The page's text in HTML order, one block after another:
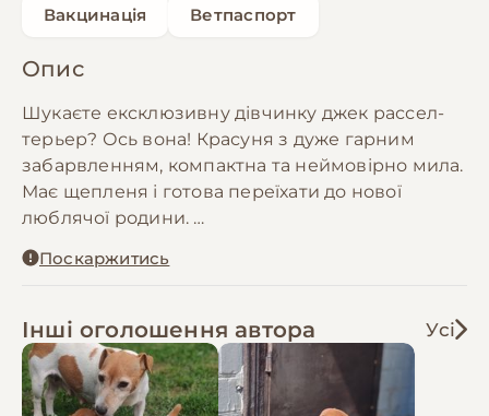
Вакцинація Ветпаспорт
Опис
Шукаєте ексклюзивну дівчинку джек рассел-
терьер? Ось вона! Красуня з дуже гарним
забарвленням, компактна та неймовірно мила.
Має щепленя і готова переїхати до нової
люблячої родини.
Telegram
Поскаржитись
Інші оголошення автора Усі